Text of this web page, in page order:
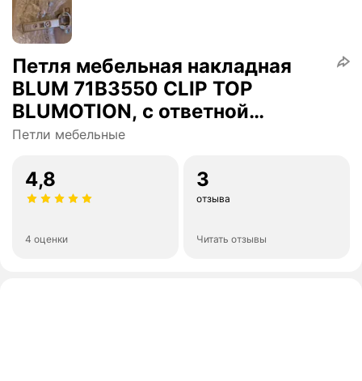
Петля мебельная накладная
BLUM 71B3550 CLIP TOP
BLUMOTION, с ответной
планкой 173l6100 под саморез
Петли мебельные
4,8
4 оценки
3
отзыва
Читать отзывы